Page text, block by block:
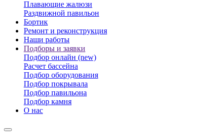
Плавающие жалюзи
Раздвижной павильон
Бортик
Ремонт и реконструкция
Наши работы
Подборы и заявки
Подбор онлайн (new)
Расчет бассейна
Подбор оборудования
Подбор покрывала
Подбор павильона
Подбор камня
О нас